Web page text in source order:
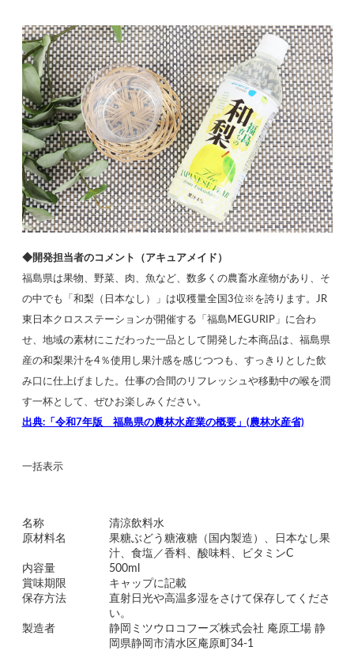
◆開発担当者のコメント（アキュアメイド）
福島県は果物、野菜、肉、魚など、数多くの農畜水産物があり、そ
の中でも「和梨（日本なし）」は収穫量全国3位※を誇ります。JR
東日本クロスステーションが開催する「福島MEGURIP」に合わ
せ、地域の素材にこだわった一品として開発した本商品は、福島県
産の和梨果汁を4％使用し果汁感を感じつつも、すっきりとした飲
み口に仕上げました。仕事の合間のリフレッシュや移動中の喉を潤
す一杯として、ぜひお楽しみください。
出典:「令和7年版 福島県の農林水産業の概要」(農林水産省)
一括表示
名称
清涼飲料水
原材料名
果糖ぶどう糖液糖（国内製造）、日本なし果
汁、食塩／香料、酸味料、ビタミンC
内容量
500ml
賞味期限
キャップに記載
保存方法
直射日光や高温多湿をさけて保存してくださ
い。
製造者
静岡ミツウロコフーズ株式会社 庵原工場 静
岡県静岡市清水区庵原町34-1